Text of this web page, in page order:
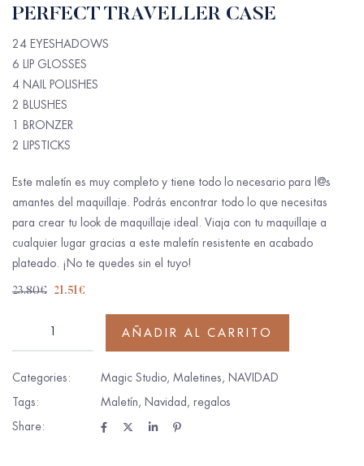
PERFECT TRAVELLER CASE
24 EYESHADOWS
6 LIP GLOSSES
4 NAIL POLISHES
2 BLUSHES
1 BRONZER
2 LIPSTICKS
Este maletín es muy completo y tiene todo lo necesario para l@s
amantes del maquillaje. Podrás encontrar todo lo que necesitas
para crear tu look de maquillaje ideal. Viaja con tu maquillaje a
cualquier lugar gracias a este maletín resistente en acabado
plateado. ¡No te quedes sin el tuyo!
23.80€ 21.51€
AÑADIR AL CARRITO
Categories: Magic Studio, Maletines, NAVIDAD
Tags:
Maletín, Navidad, regalos
Share: